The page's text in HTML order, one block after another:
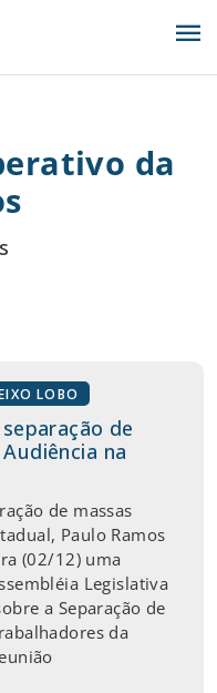
menu
da
LOBO
de
na
de massas
Paulo Ramos
(02/12) uma
Legislativa
a Separação de
da